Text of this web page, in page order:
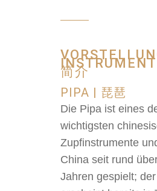
简介
PIPA | 琵琶
Die Pipa ist eines
wichtigsten
Zupfinstrumente
China seit rund
Jahren gespielt;